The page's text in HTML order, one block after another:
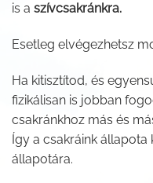
is a szívcsakránkra.
Esetleg elvégezhetsz
Ha kitisztítod, és
fizikálisan is jobban
csakránkhoz más és
Így a csakráink állapota
állapotára.